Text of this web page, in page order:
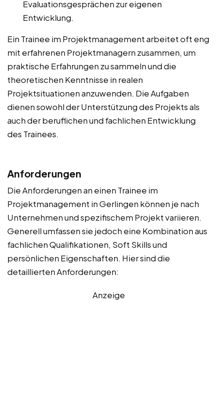
Evaluationsgesprächen zur eigenen
Entwicklung.
Ein Trainee im Projektmanagement arbeitet oft eng
mit erfahrenen Projektmanagern zusammen, um
praktische Erfahrungen zu sammeln und die
theoretischen Kenntnisse in realen
Projektsituationen anzuwenden. Die Aufgaben
dienen sowohl der Unterstützung des Projekts als
auch der beruflichen und fachlichen Entwicklung
des Trainees.
Anforderungen
Die Anforderungen an einen Trainee im
Projektmanagement in Gerlingen können je nach
Unternehmen und spezifischem Projekt variieren.
Generell umfassen sie jedoch eine Kombination aus
fachlichen Qualifikationen, Soft Skills und
persönlichen Eigenschaften. Hier sind die
detaillierten Anforderungen:
Anzeige